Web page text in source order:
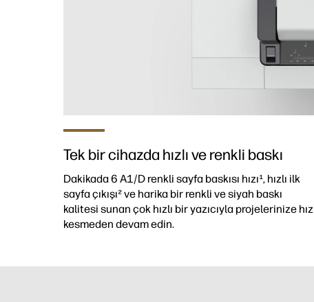
Tek bir cihazda hızlı ve renkli baskı
Dakikada 6 A1/D renkli sayfa baskısı hızı¹, hızlı ilk
sayfa çıkışı² ve harika bir renkli ve siyah baskı
kalitesi sunan çok hızlı bir yazıcıyla projelerinize hız
kesmeden devam edin.